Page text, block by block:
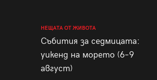
НЕЩАТА ОТ ЖИВОТА
Събития за седмицата:
уикенд на морето (6–9
август)